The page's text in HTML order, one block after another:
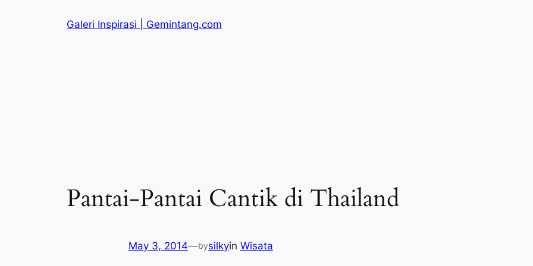
Galeri Inspirasi | Gemintang.com
Pantai-Pantai Cantik di Thailand
May 3, 2014—bysilkyin Wisata